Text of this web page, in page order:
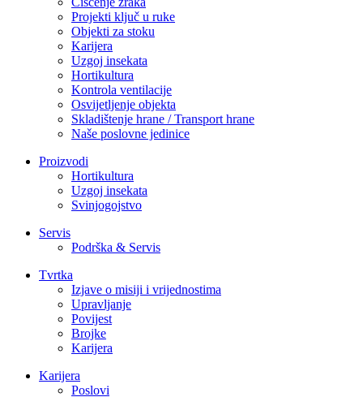
Projekti ključ u ruke
Objekti za stoku
Karijera
Uzgoj insekata
Hortikultura
Kontrola ventilacije
Osvijetljenje objekta
Skladištenje hrane / Transport hrane
Naše poslovne jedinice
Proizvodi
Hortikultura
Uzgoj insekata
Svinjogojstvo
Servis
Podrška & Servis
Tvrtka
Izjave o misiji i vrijednostima
Upravljanje
Povijest
Brojke
Karijera
Karijera
Poslovi